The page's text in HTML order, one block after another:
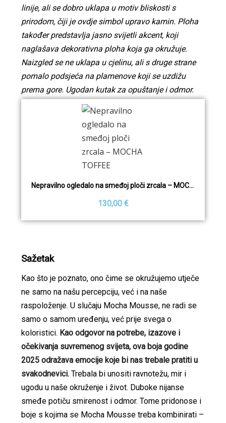
linije, ali se dobro uklapa u motiv bliskosti s
prirodom, čiji je ovdje simbol upravo kamin. Ploha
također predstavlja jasno svijetli akcent, koji
naglašava dekorativna ploha koja ga okružuje.
Naizgled se ne uklapa u cjelinu, ali s druge strane
pomalo podsjeća na plamenove koji se uzdižu
prema gore. Ugodan kutak za opuštanje i odmor.
Nepravilno ogledalo na smeđoj ploči zrcala – MOCHA TOFFEE
130,00 €
Sažetak
Kao što je poznato, ono čime se okružujemo utječe
ne samo na našu percepciju, već i na naše
raspoloženje. U slučaju Mocha Mousse, ne radi se
samo o samom uređenju, već prije svega o
koloristici. Kao odgovor na potrebe, izazove i
očekivanja suvremenog svijeta, ova boja godine
2025 odražava emocije koje bi nas trebale pratiti u
svakodnevici. Trebala bi unositi ravnotežu, mir i
ugodu u naše okruženje i život. Duboke nijanse
smeđe potiču smirenost i odmor. Tome pridonose i
boje s kojima se Mocha Mousse treba kombinirati –